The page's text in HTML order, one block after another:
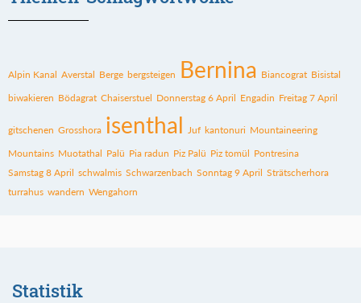
Alpin Kanal Averstal Berge bergsteigen Bernina Biancograt Bisistal
biwakieren Bödagrat Chaiserstuel Donnerstag 6 April Engadin Freitag 7 April
gitschenen Grosshora isenthal Juf kantonuri Mountaineering
Mountains Muotathal Palü Pia radun Piz Palü Piz tomül Pontresina
Samstag 8 April schwalmis Schwarzenbach Sonntag 9 April Strätscherhora
turrahus wandern Wengahorn
Statistik